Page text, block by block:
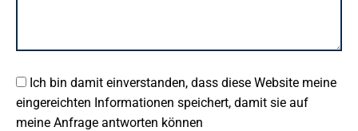
Ich bin damit einverstanden, dass diese Website meine
eingereichten Informationen speichert, damit sie auf
meine Anfrage antworten können